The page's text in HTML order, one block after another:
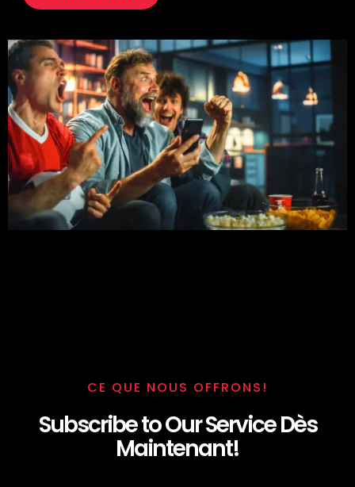
CE QUE NOUS OFFRONS!
Subscribe to Our Service Dès
Maintenant!